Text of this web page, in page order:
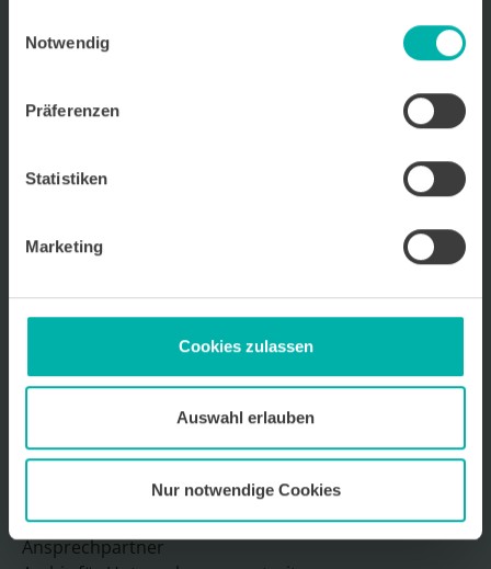
Notwendig
Präferenzen
Statistiken
Marketing
Cookies zulassen
Auswahl erlauben
Nur notwendige Cookies
Wirtschafts
Kontakt
Impressum
Sitemap
Kontakt
Ansprechpartner